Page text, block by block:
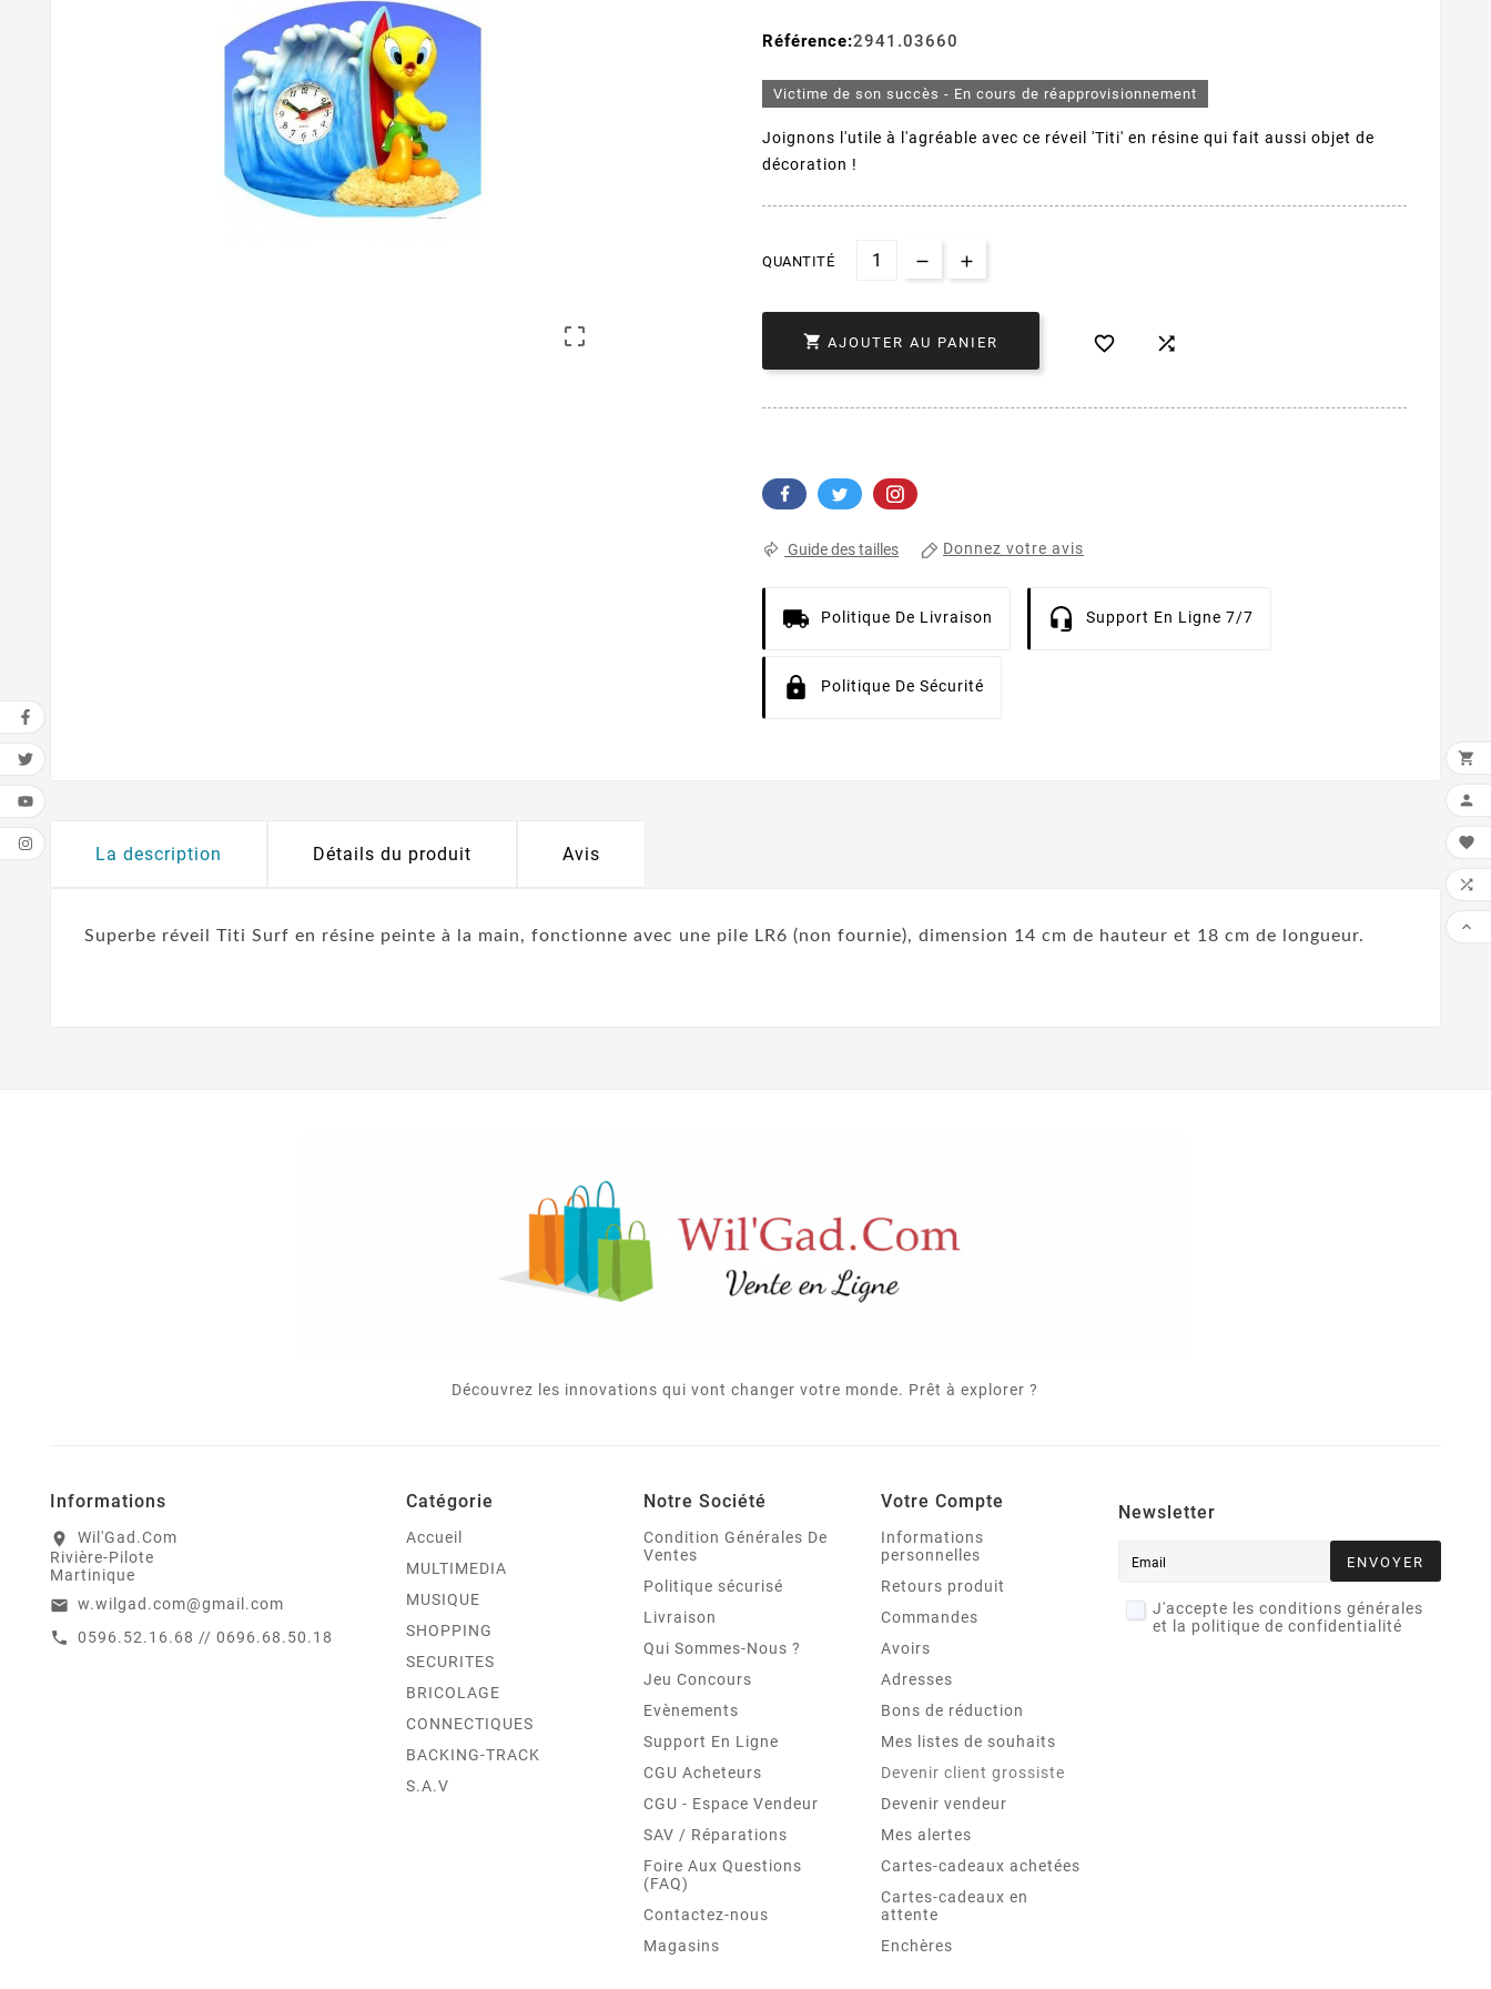

Référence:2941.03660
Victime de son succès - En cours de réapprovisionnement
Joignons l'utile à l'agréable avec ce réveil 'Titi' en résine qui fait aussi objet de
décoration !
QUANTITÉ
 AJOUTER AU PANIER  
Guide des tailles Donnez votre avis
Politique De Livraison Support En Ligne 7/7
Politique De Sécurité
La description Détails du produit Avis
Superbe réveil Titi Surf en résine peinte à la main, fonctionne avec une pile LR6 (non fournie), dimension 14 cm de hauteur et 18 cm de longueur.
Découvrez les innovations qui vont changer votre monde. Prêt à explorer ?
Informations
location_on
Wil'Gad.Com
Rivière-Pilote
Martinique
email w.wilgad.com@gmail.com
call 0596.52.16.68 // 0696.68.50.18
Catégorie
Accueil
MULTIMEDIA
MUSIQUE
SHOPPING
SECURITES
BRICOLAGE
CONNECTIQUES
BACKING-TRACK
S.A.V
Notre Société
Condition Générales De
Ventes
Politique sécurisé
Livraison
Qui Sommes-Nous ?
Jeu Concours
Evènements
Support En Ligne
CGU Acheteurs
CGU - Espace Vendeur
SAV / Réparations
Foire Aux Questions
(FAQ)
Contactez-nous
Magasins
Votre Compte
Informations
personnelles
Retours produit
Commandes
Avoirs
Adresses
Bons de réduction
Mes listes de souhaits
Devenir client grossiste
Devenir vendeur
Mes alertes
Cartes-cadeaux achetées
Cartes-cadeaux en
attente
Enchères
Newsletter
ENVOYER
J'accepte les conditions générales
et la politique de confidentialité




